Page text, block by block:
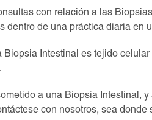
con relación a las
dentro de una práctica diaria en
Intestinal es tejido
a una Biopsia Intestinal,
con nosotros, sea donde